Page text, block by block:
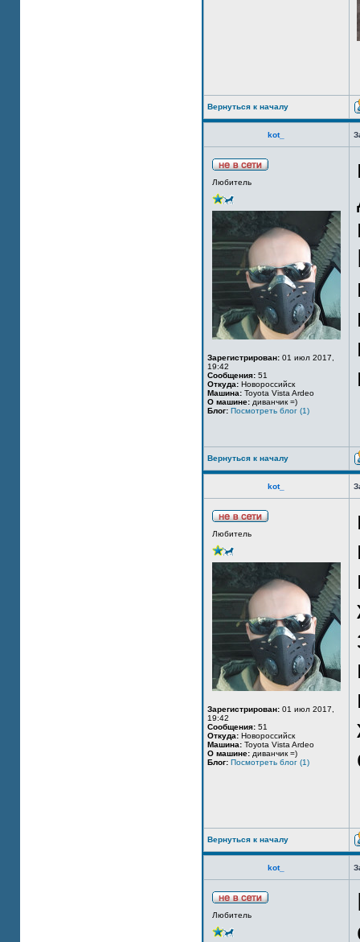
Вернуться к началу
kot_
Любитель
Зарегистрирован: 01 июл 2017,
19:42
Сообщения: 51
Откуда: Новороссийск
Машина: Toyota Vista Ardeo
О машине: диванчик =)
Блог: Посмотреть блог (1)
Вернуться к началу
kot_
Любитель
Зарегистрирован: 01 июл 2017,
19:42
Сообщения: 51
Откуда: Новороссийск
Машина: Toyota Vista Ardeo
О машине: диванчик =)
Блог: Посмотреть блог (1)
Вернуться к началу
kot_
Любитель